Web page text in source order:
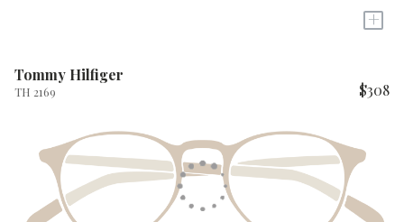
+
Tommy Hilfiger
TH 2169 $308